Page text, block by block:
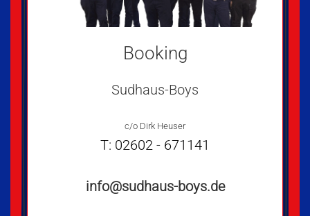
Booking
Sudhaus-Boys
c/o Dirk Heuser
T: 02602 - 671141
info@sudhaus-boys.de